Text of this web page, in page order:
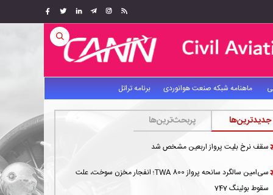
ماهنامه شبکه صنعت هوانوردی برنامه تراتل
جدیدترین‌ها پربحث‌ترین‌ها
سقف نرخ بلیت پرواز اربعین مشخص شد
سی‌امین سالگرد سانحه پرواز TWA 800؛ انفجار مخزن سوخت، علت
سقوط بوئینگ 747